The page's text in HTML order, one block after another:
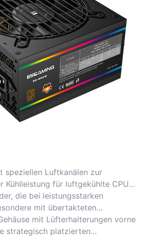
speziellen Luftkanälen zur
Kühlleistung für luftgekühlte CPUs
es eine stabile Performance
Gaming-Sessions.
die bei leistungsstarken
mit übertakteten
auf ein optimales
legen.
mit Lüfterhalterungen vorne
strategisch platzierten